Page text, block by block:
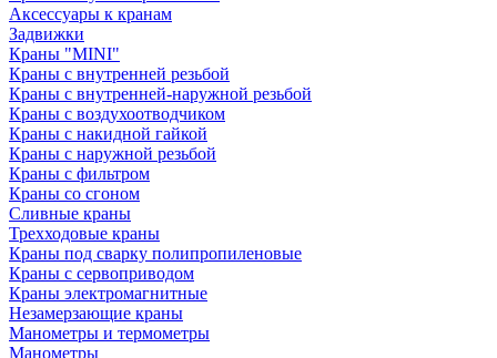
Аксессуары к кранам
Задвижки
Краны "MINI"
Краны с внутренней резьбой
Краны с внутренней-наружной резьбой
Краны с воздухоотводчиком
Краны с накидной гайкой
Краны с наружной резьбой
Краны с фильтром
Краны со сгоном
Сливные краны
Трехходовые краны
Краны под сварку полипропиленовые
Краны с сервоприводом
Краны электромагнитные
Незамерзающие краны
Манометры и термометры
Манометры